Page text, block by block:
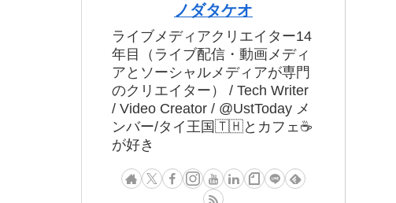
ノダタケオ
ライブメディアクリエイター14
年目（ライブ配信・動画メディ
アとソーシャルメディアが専門
のクリエイター） / Tech Writer
/ Video Creator / @UstToday メ
ンバー/タイ王国🇹🇭とカフェ☕️
が好き